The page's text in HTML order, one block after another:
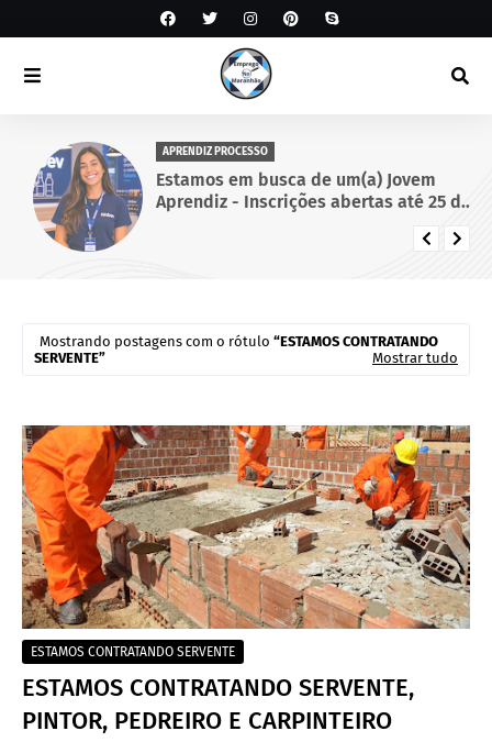
APRENDIZ PROCESSO
Estamos em busca de um(a) Jovem
Aprendiz - Inscrições abertas até 25 de
Mostrando postagens com o rótulo
ESTAMOS CONTRATANDO
SERVENTE
Mostrar tudo
ESTAMOS CONTRATANDO SERVENTE
ESTAMOS CONTRATANDO SERVENTE,
PINTOR, PEDREIRO E CARPINTEIRO